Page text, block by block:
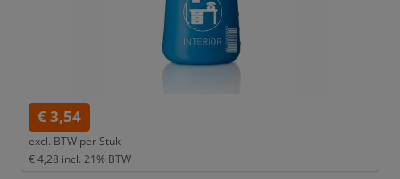
€ 3,54
excl. BTW per Stuk
€ 4,28 incl. 21% BTW